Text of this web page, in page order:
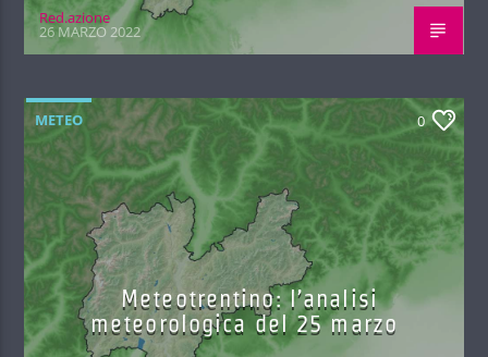
Red.azione
26 MARZO 2022
METEO 0
Meteotrentino: l’analisi
meteorologica del 25 marzo